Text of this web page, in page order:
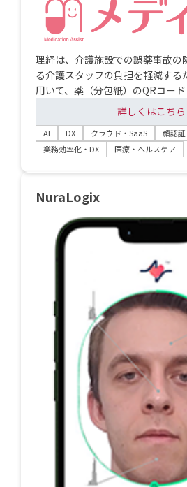
理経は、介護施設での誤薬事故の
る介護スタッフの負担を軽減する
用いて、薬（分包紙）のQRコー
詳しくはこちら
AI DX クラウド・SaaS 顔認証
業務効率化・DX
医療・ヘルスケア
NuraLogix